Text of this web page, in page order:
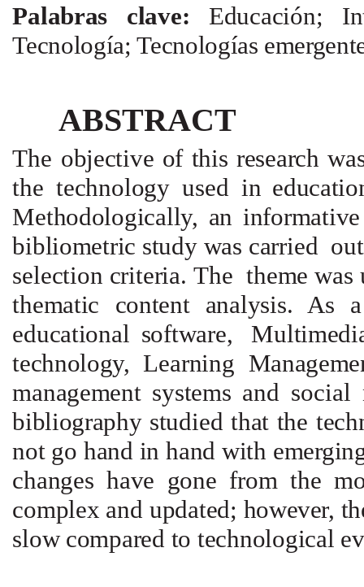
Palabras clave: Educación;
Tecnología; Tecnologías
ABSTRACT
The objective of this research
the technology used in
Methodologically, an
bibliometric study was carried
selection criteria. Thetheme was
thematic content analysis. As
educational software,
technology, Learning
management systems and social
bibliography studiedthat the
not go hand inhand with
changes have gone from the
complex and updated; however,
slow compared totechnological